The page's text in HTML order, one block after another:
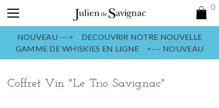
0
NOUVEAU ---> DECOUVRIR NOTRE NOUVELLE
GAMME DE WHISKIES EN LIGNE <--- NOUVEAU
Coffret Vin "Le Trio Savignac"